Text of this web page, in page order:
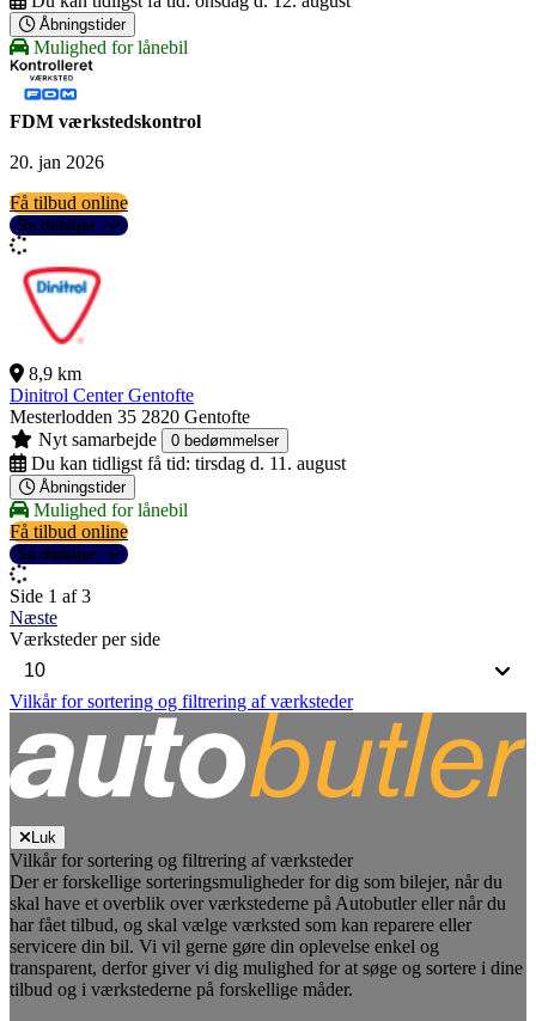
Åbningstider
Mulighed for lånebil
FDM værkstedskontrol
20. jan 2026
Få tilbud online
Se detaljer
8,9 km
Dinitrol Center Gentofte
Mesterlodden 35 2820 Gentofte
Nyt samarbejde
0 bedømmelser
Du kan tidligst få tid: tirsdag d. 11. august
Åbningstider
Mulighed for lånebil
Få tilbud online
Se detaljer
Side 1 af 3
Næste
Værksteder per side
Vilkår for sortering og filtrering af værksteder
Luk
Vilkår for sortering og filtrering af værksteder
Der er forskellige sorteringsmuligheder for dig som bilejer, når du
skal have et overblik over værkstederne på Autobutler eller når du
har fået tilbud, og skal vælge værksted som kan reparere eller
servicere din bil. Vi vil gerne gøre din oplevelse enkel og
transparent, derfor giver vi dig mulighed for at søge og sortere i dine
tilbud og i værkstederne på forskellige måder.